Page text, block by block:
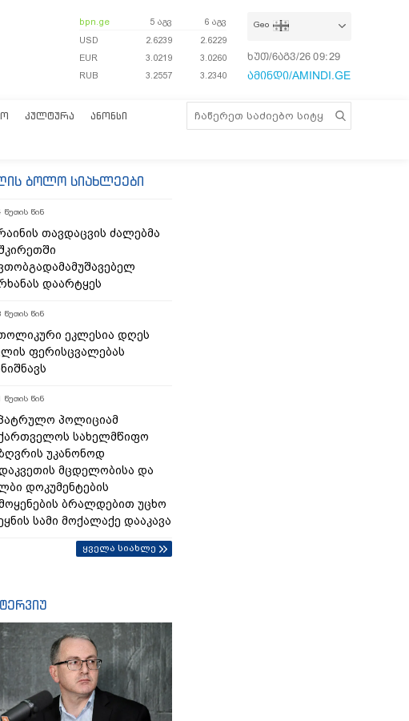
bpn.ge 5 აგვ
6 აგვ
USD
2.6239
2.6229
EUR
3.0219
3.0260
RUB
3.2557 3.2340
Geo
ხუთ/6აგვ/26 09:29:31
ამინდი/AMINDI.GE
ᲙᲣᲚᲢᲣᲠᲐ ᲐᲜᲝᲜᲡᲘ
ბოლო სიახლეები
წუთის წინ
თავდაცვის ძალებმა
დაარტყეს
წუთის წინ
ეკლესია დღეს
ფერისცვალებას
წუთის წინ
პოლიციამ
სახელმწიფო
უკანონოდ
მცდელობისა და
დოკუმენტების
ბრალდებით უცხო
სამი მოქალაქე დააკავა
ყველა სიახლე